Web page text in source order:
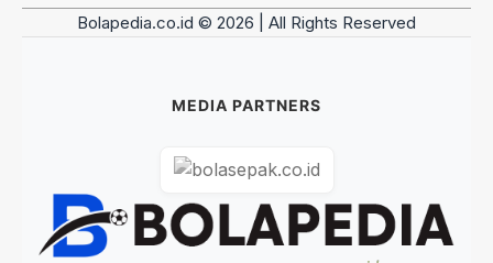
Bolapedia.co.id © 2026 | All Rights Reserved
MEDIA PARTNERS